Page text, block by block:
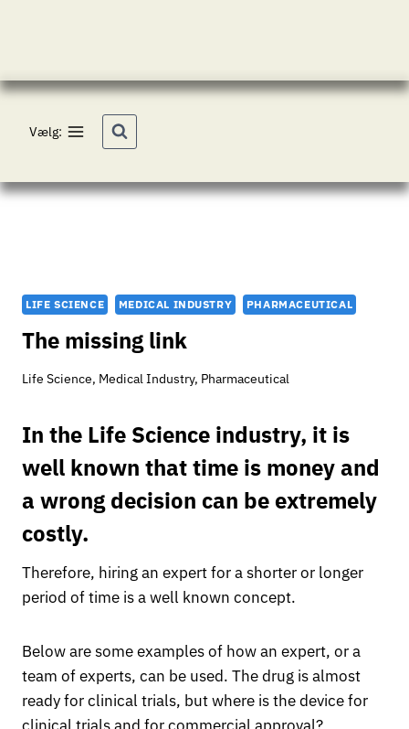
Vælg:
LIFE SCIENCE MEDICAL INDUSTRY PHARMACEUTICAL
The missing link
Life Science, Medical Industry, Pharmaceutical
In the Life Science industry, it is
well known that time is money and
a wrong decision can be extremely
costly.
Therefore, hiring an expert for a shorter or longer
period of time is a well known concept.
Below are some examples of how an expert, or a
team of experts, can be used. The drug is almost
ready for clinical trials, but where is the device for